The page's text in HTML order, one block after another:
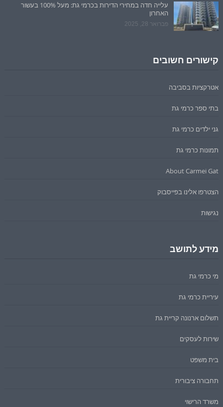
עלייה חדה במחירי הדירות בכרמי גת: מעל 100% בעשור
האחרון
פברואר 28, 2025
קישורים חשובים
אטרקציות בסביבה
בתי ספר כרמי גת
גני ילדים כרמי גת
תמונות כרמי גת
About Carmei Gat
הצטרפו אלינו בפייסבוק
נגישות
מידע לתושב
מי כרמי גת
עיריית כרמי גת
תשלום ארנונה קריית גת
שירות לעסקים
בית משפט
תחבורה ציבורית
משרד הרישוי